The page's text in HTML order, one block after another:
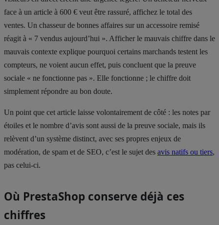
face à un article à 600 € veut être rassuré, affichez le total des
ventes. Un chasseur de bonnes affaires sur un accessoire remisé
réagit à « 7 vendus aujourd’hui ». Afficher le mauvais chiffre dans le
mauvais contexte explique pourquoi certains marchands testent les
compteurs, ne voient aucun effet, puis concluent que la preuve
sociale « ne fonctionne pas ». Elle fonctionne ; le chiffre doit
simplement répondre au bon doute.
Un point que cet article laisse volontairement de côté : les notes par
étoiles et le nombre d’avis sont aussi de la preuve sociale, mais ils
relèvent d’un système distinct, avec ses propres enjeux de
modération, de spam et de SEO, c’est le sujet des avis natifs ou tiers,
pas celui-ci.
Où PrestaShop conserve déjà ces
chiffres